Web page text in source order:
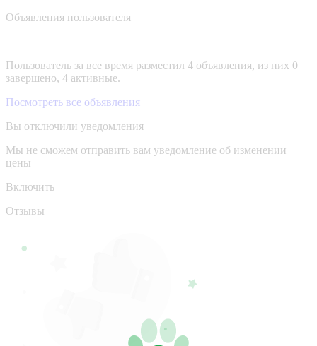
Объявления пользователя
Пользователь за все время разместил 4 объявления, из них 0
завершено, 4 активные.
Посмотреть все объявления
Вы отключили уведомления
Мы не сможем отправить вам уведомление об изменении
цены
Включить
Отзывы